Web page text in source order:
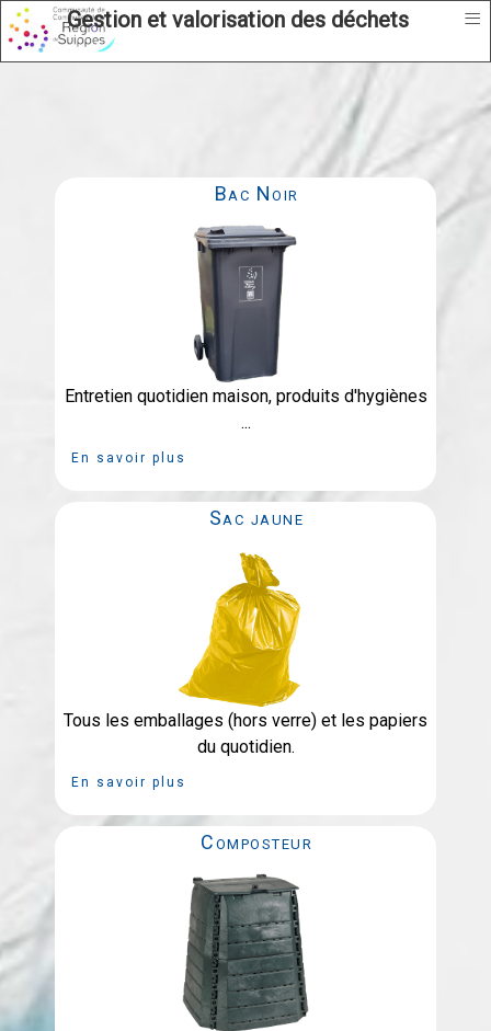
Gestion et valorisation des déchets ≡
Bac Noir
Entretien quotidien maison, produits d'hygiènes
...
En savoir plus
Sac jaune
Tous les emballages (hors verre) et les papiers
du quotidien.
En savoir plus
Composteur